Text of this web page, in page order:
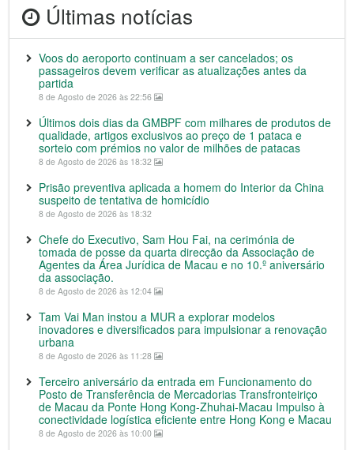
Últimas notícias
Voos do aeroporto continuam a ser cancelados; os
passageiros devem verificar as atualizações antes da
partida
8 de Agosto de 2026 às 22:56
Últimos dois dias da GMBPF com milhares de produtos de
qualidade, artigos exclusivos ao preço de 1 pataca e
sorteio com prémios no valor de milhões de patacas
8 de Agosto de 2026 às 18:32
Prisão preventiva aplicada a homem do Interior da China
suspeito de tentativa de homicídio
8 de Agosto de 2026 às 18:32
Chefe do Executivo, Sam Hou Fai, na cerimónia de
tomada de posse da quarta direcção da Associação de
Agentes da Área Jurídica de Macau e no 10.º aniversário
da associação.
8 de Agosto de 2026 às 12:04
Tam Vai Man instou a MUR a explorar modelos
inovadores e diversificados para impulsionar a renovação
urbana
8 de Agosto de 2026 às 11:28
Terceiro aniversário da entrada em Funcionamento do
Posto de Transferência de Mercadorias Transfronteiriço
de Macau da Ponte Hong Kong-Zhuhai-Macau Impulso à
conectividade logística eficiente entre Hong Kong e Macau
8 de Agosto de 2026 às 10:00